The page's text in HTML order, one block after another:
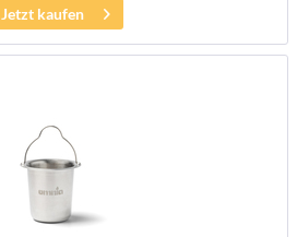
Jetzt kaufen